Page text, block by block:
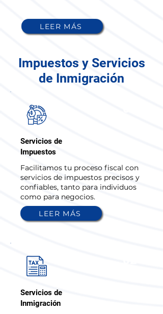
LEER MÁS
Impuestos y Servicios
de Inmigración
Servicios de
Impuestos
Facilitamos tu proceso fiscal con
servicios de impuestos precisos y
confiables, tanto para individuos
como para negocios.
LEER MÁS
Servicios de
Inmigración